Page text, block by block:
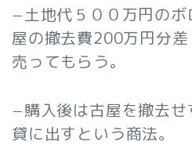
−土地代５００万円の
屋の撤去費200万円分
売ってもらう。
−購入後は古屋を撤去
貸に出すという商法。